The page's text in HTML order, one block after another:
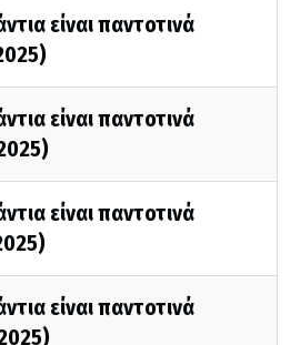
είναι παντοτινά
είναι παντοτινά
είναι παντοτινά
είναι παντοτινά